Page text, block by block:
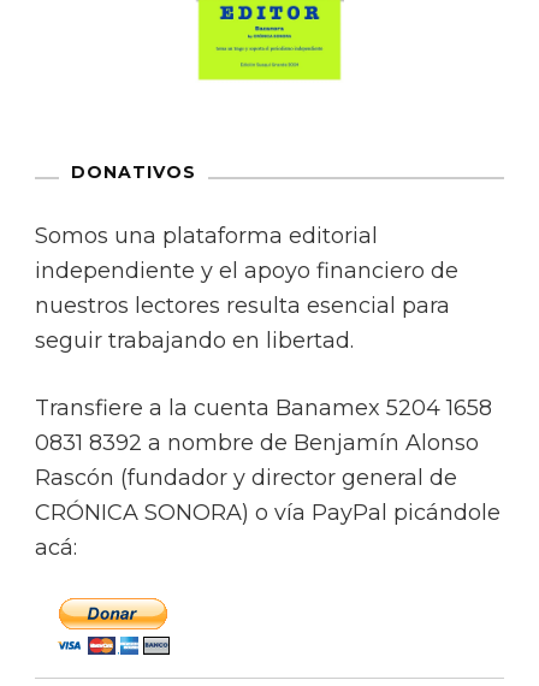
DONATIVOS
Somos una plataforma editorial
independiente y el apoyo financiero de
nuestros lectores resulta esencial para
seguir trabajando en libertad.
Transfiere a la cuenta Banamex 5204 1658
0831 8392 a nombre de Benjamín Alonso
Rascón (fundador y director general de
CRÓNICA SONORA) o vía PayPal picándole
acá: